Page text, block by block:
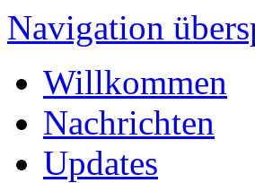
Navigation
Willkommen
Nachrichten
Updates